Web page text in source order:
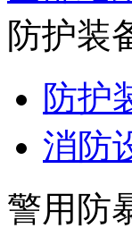
防护装
防护
消防
警用防